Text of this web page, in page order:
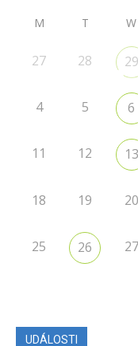
M T W
27 28 29
4 5 6
11 12 13
18 19 20
25 26 27
UDÁLOSTI